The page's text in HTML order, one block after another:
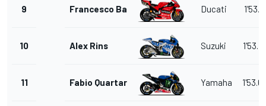
9 Francesco Bagnaia Ducati
10 Alex Rins Suzuki
11 Fabio Quartararo Yamaha